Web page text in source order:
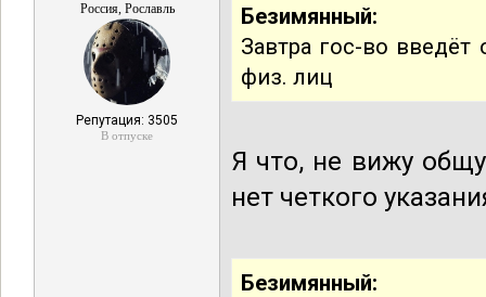
Россия, Рославль
Репутация: 3505
В отпуске
Безимянный:
Завтра гос-во
физ. лиц
Я что, не вижу
нет четкого
Безимянный: